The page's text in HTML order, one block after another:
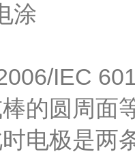
涂
IEC
的圆周面
电极是两